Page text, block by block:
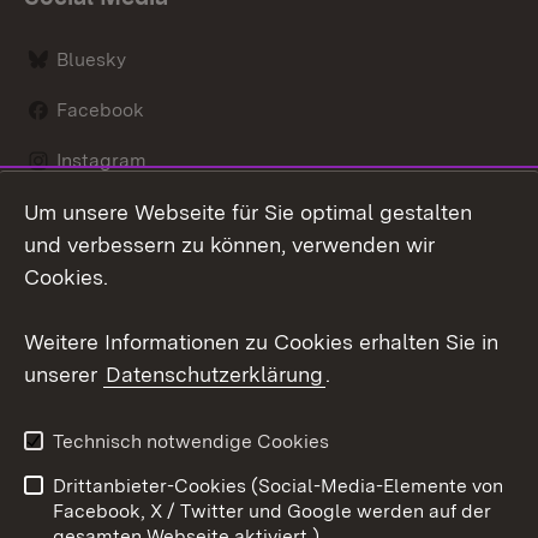
Bluesky
Facebook
Instagram
LinkedIn
Datenschutz
Barrierefreiheit
Impressum
Cookies
Um unsere Webseite für Sie optimal gestalten
und verbessern zu können, verwenden wir
Cookies.
Weitere Informationen zu Cookies erhalten Sie in
unserer Datenschutzerklärung.
Technisch notwendige Cookies
Drittanbieter-Cookies (Social-Media-Elemente von
Facebook, X / Twitter und Google werden auf der